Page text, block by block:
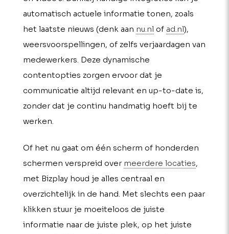
automatisch actuele informatie tonen, zoals
het laatste nieuws (denk aan nu.nl of ad.nl),
weersvoorspellingen, of zelfs verjaardagen van
medewerkers. Deze dynamische
contentopties zorgen ervoor dat je
communicatie altijd relevant en up-to-date is,
zonder dat je continu handmatig hoeft bij te
werken.
Of het nu gaat om één scherm of honderden
schermen verspreid over meerdere locaties,
met Bizplay houd je alles centraal en
overzichtelijk in de hand. Met slechts een paar
klikken stuur je moeiteloos de juiste
informatie naar de juiste plek, op het juiste